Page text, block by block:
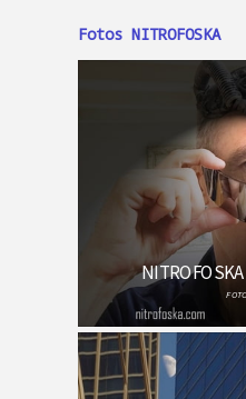
Fotos NITROFOSKA